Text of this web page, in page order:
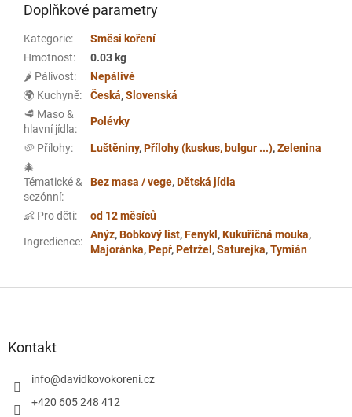
Doplňkové parametry
Kategorie:
Směsi koření
Hmotnost:
0.03 kg
🌶️ Pálivost:
Nepálivé
🌍 Kuchyně: Česká,Slovenská
🥩 Maso &
hlavní jídla:
Polévky
🥔 Přílohy: Luštěniny,Přílohy (kuskus, bulgur ...),Zelenina
🎄
Tématické &
sezónní:
Bez masa / vege,Dětská jídla
👶 Pro děti: od 12 měsíců
Ingredience:
Anýz,Bobkový list,Fenykl ,Kukuřičná mouka,
Majoránka,Pepř,Petržel ,Saturejka,Tymián
Kontakt
info@davidkovokoreni.cz
+420 605 248 412